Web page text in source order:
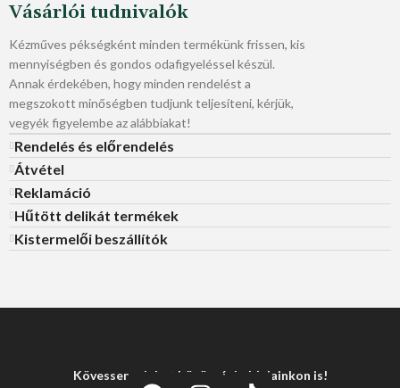
Vásárlói tudnivalók
Kézműves pékségként minden termékünk frissen, kis
mennyiségben és gondos odafigyeléssel készül.
Annak érdekében, hogy minden rendelést a
megszokott minőségben tudjunk teljesíteni, kérjük,
vegyék figyelembe az alábbiakat!
Rendelés és előrendelés
Átvétel
Reklamáció
Hűtött delikát termékek
Kistermelői beszállítók
Kövessen minket közösségi oldalainkon is!